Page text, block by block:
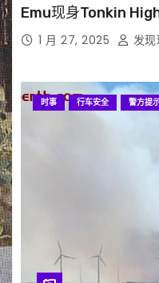
Emu现身Tonkin
1 月 27, 2025 发
时事 行车安全 警方提